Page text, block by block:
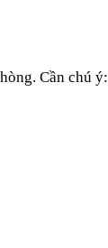
Cần chú ý: